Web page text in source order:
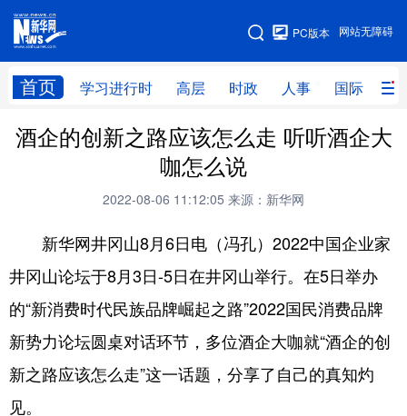
网站无障碍
PC版本
首页 学习进行时 高层 时政 人事 国际 财
网站地图
学习进行时 高层 时政 人事
财经 网评
科技 科创 量子 体育
文化 书画 健康 军事
法律 中央文件 金融 汽车
酒企的创新之路应该怎么走 听听酒企大
咖怎么说
2022-08-06 11:12:05 来源：新华网
新华网井冈山8月6日电（冯孔）2022中国企业家
井冈山论坛于8月3日-5日在井冈山举行。在5日举办
的“新消费时代民族品牌崛起之路”2022国民消费品牌
新势力论坛圆桌对话环节，多位酒企大咖就“酒企的创
新之路应该怎么走”这一话题，分享了自己的真知灼
见。